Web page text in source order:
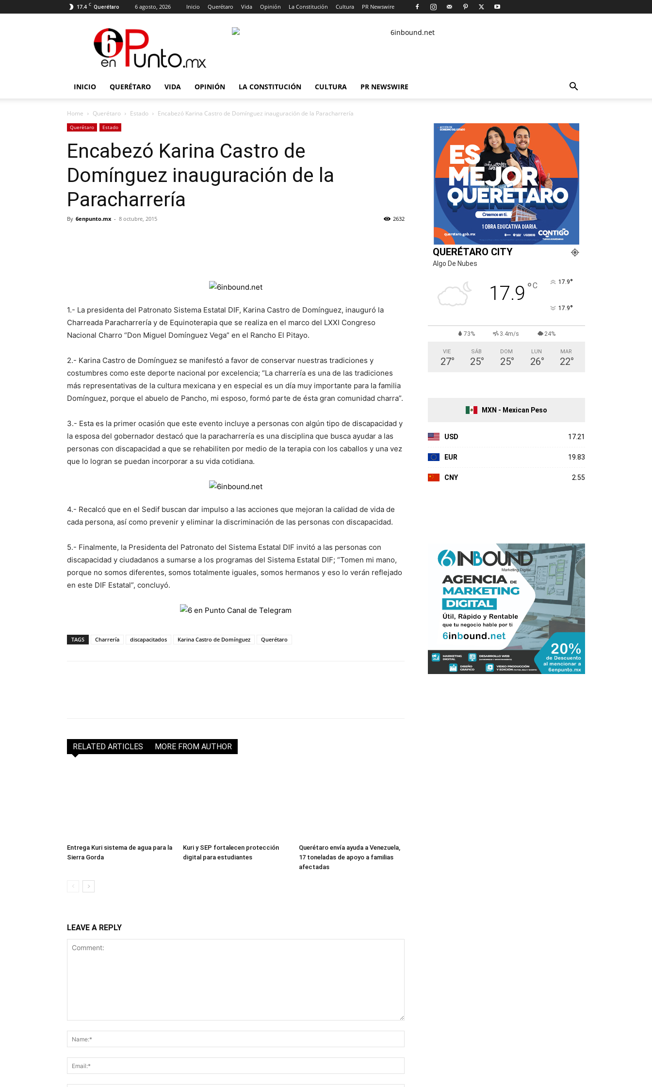
17.4 C Querétaro 6 agosto, 2026 Inicio Querétaro Vida Opinión La Constitución Cultura PR Newswire
punto
INICIO QUERÉTARO VIDA OPINIÓN LA CONSTITUCIÓN CULTURA PR NEWSWIRE
Home Querétaro Estado Encabezó Karina Castro de Domínguez inauguración de la Paracharrería
Querétaro Estado
Encabezó Karina Castro de
Domínguez inauguración de la
Paracharrería
By 6enpunto.mx - 8 octubre, 2015 2632
1.- La presidenta del Patronato Sistema Estatal DIF, Karina Castro de Domínguez, inauguró la
Charreada Paracharrería y de Equinoterapia que se realiza en el marco del LXXI Congreso
Nacional Charro “Don Miguel Domínguez Vega” en el Rancho El Pitayo.
2.- Karina Castro de Domínguez se manifestó a favor de conservar nuestras tradiciones y
costumbres como este deporte nacional por excelencia; “La charrería es una de las tradiciones
más representativas de la cultura mexicana y en especial es un día muy importante para la familia
Domínguez, porque el abuelo de Pancho, mi esposo, formó parte de ésta gran comunidad charra”.
3.- Esta es la primer ocasión que este evento incluye a personas con algún tipo de discapacidad y
la esposa del gobernador destacó que la paracharrería es una disciplina que busca ayudar a las
personas con discapacidad a que se rehabiliten por medio de la terapia con los caballos y una vez
que lo logran se puedan incorporar a su vida cotidiana.
4.- Recalcó que en el Sedif buscan dar impulso a las acciones que mejoran la calidad de vida de
cada persona, así como prevenir y eliminar la discriminación de las personas con discapacidad.
5.- Finalmente, la Presidenta del Patronato del Sistema Estatal DIF invitó a las personas con
discapacidad y ciudadanos a sumarse a los programas del Sistema Estatal DIF; “Tomen mi mano,
porque no somos diferentes, somos totalmente iguales, somos hermanos y eso lo verán reflejado
en este DIF Estatal”, concluyó.
TAGS Charrería discapacitados Karina Castro de Domínguez Querétaro
RELATED ARTICLES MORE FROM AUTHOR
Entrega Kuri sistema de agua para la
Sierra Gorda
Kuri y SEP fortalecen protección
digital para estudiantes
Querétaro envía ayuda a Venezuela,
17 toneladas de apoyo a familias
afectadas
LEAVE A REPLY
QUERÉTARO CITY
Algo De Nubes
17.9 °C 17.9°
17.9°
73% 3.4m/s 24%
VIE
27°
SÁB
25°
DOM
25°
LUN
26°
MAR
22°
MXN - Mexican Peso
USD 17.21
EUR 19.83
CNY 2.55